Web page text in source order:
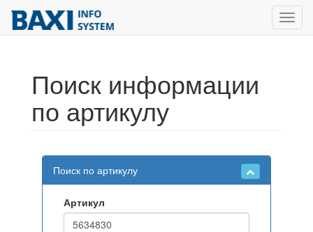
Поиск информации
по артикулу
Поиск по артикулу
Артикул